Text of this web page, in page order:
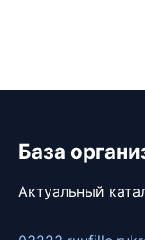
База
Актуальный